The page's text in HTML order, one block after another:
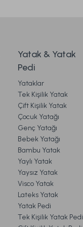
& İNDİRİMLER
HİZMETLERİ
KOLTUK SİPARİŞ VE
Festival Bambu
4.199,00 TL
Festival Yün
Yatak & Yatak
Pedi
Yataklar
Tek Kişilik Yatak
Çift Kişilik Yatak
Çocuk Yatağı
Genç Yatağı
Bebek Yatağı
Bambu Yatak
Yaylı Yatak
Yaysız Yatak
Visco Yatak
Lateks Yatak
Yatak Pedi
Tek Kişilik Yatak Pedi